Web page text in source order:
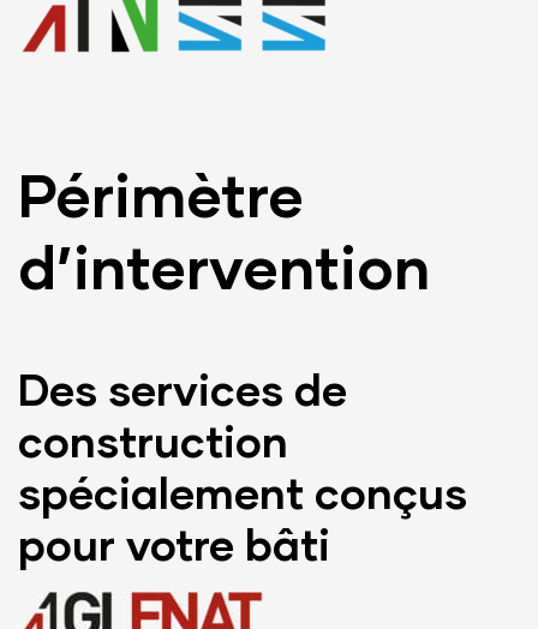
Périmètre
d’intervention
Des services de
construction
spécialement conçus
pour votre bâti